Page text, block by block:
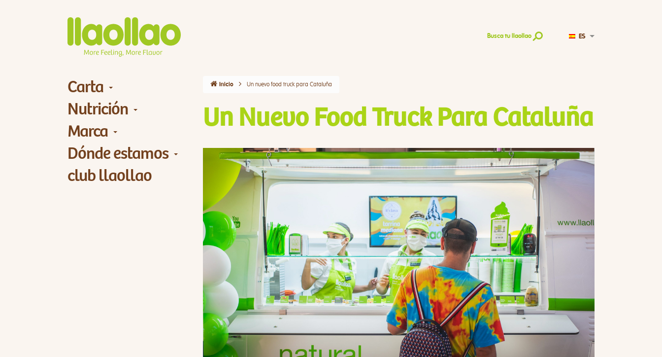
Busca tu llaollao ES
Carta
Nutrición
Marca
Dónde estamos
club llaollao
Inicio Un nuevo food truck para Cataluña
Un Nuevo Food Truck Para Cataluña